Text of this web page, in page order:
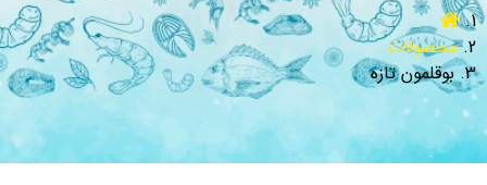
محصولات
بوقلمون تازه